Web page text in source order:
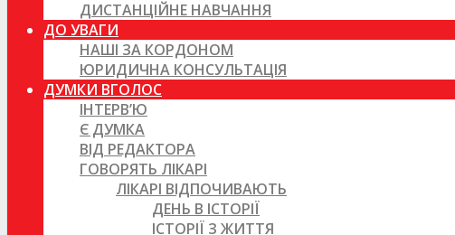
ДИСТАНЦІЙНЕ НАВЧАННЯ
ДО УВАГИ
НАШІ ЗА КОРДОНОМ
ЮРИДИЧНА КОНСУЛЬТАЦІЯ
ДУМКИ ВГОЛОС
ІНТЕРВ’Ю
Є ДУМКА
ВІД РЕДАКТОРА
ГОВОРЯТЬ ЛІКАРІ
ЛІКАРІ ВІДПОЧИВАЮТЬ
ДЕНЬ В ІСТОРІЇ
ІСТОРІЇ З ЖИТТЯ